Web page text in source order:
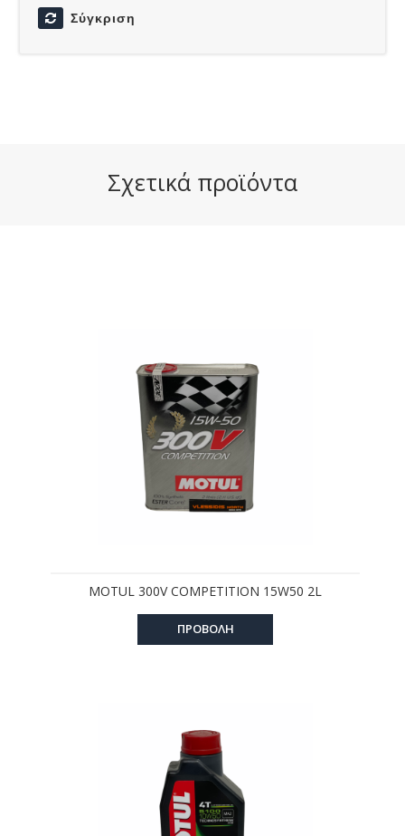
Σύγκριση
Σχετικά προϊόντα
MOTUL 300V COMPETITION 15W50 2L
ΠΡΟΒΟΛΗ